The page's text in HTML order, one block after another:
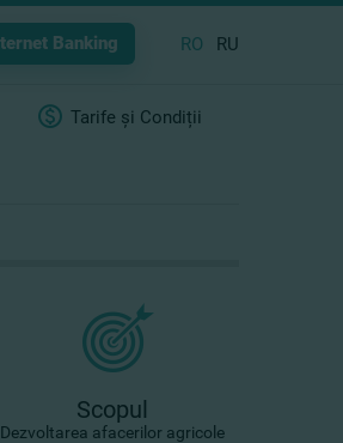
Banking RO RU
Tarife și Condiții
Scopul
Dezvoltarea afacerilor agricole